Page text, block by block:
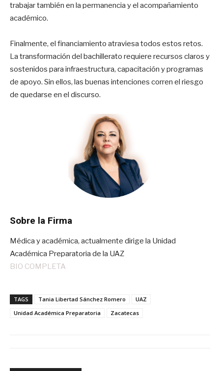
trabajar también en la permanencia y el acompañamiento
académico.
Finalmente, el financiamiento atraviesa todos estos retos.
La transformación del bachillerato requiere recursos claros y
sostenidos para infraestructura, capacitación y programas
de apoyo. Sin ellos, las buenas intenciones corren el riesgo
de quedarse en el discurso.
Sobre la Firma
Médica y académica, actualmente dirige la Unidad
Académica Preparatoria de la UAZ
BIO COMPLETA
TAGS Tania Libertad Sánchez Romero
UAZ
Unidad Académica Preparatoria
Zacatecas